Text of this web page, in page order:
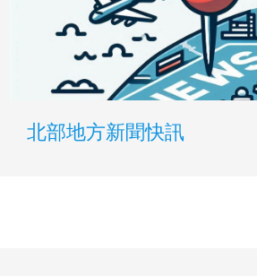
北部地方新聞快訊